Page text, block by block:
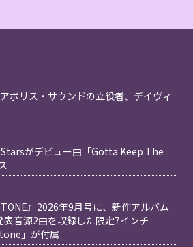
ポリス・サウンドの立役者、デイヴィ
がデビュー曲「Gotta Keep The
』2026年9月号に、新作アルバム
表音源2曲を収録した限定7インチ
」が付属